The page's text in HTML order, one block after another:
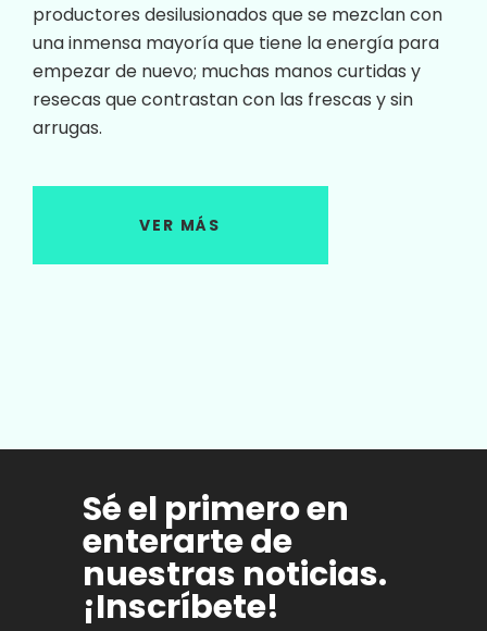
productores desilusionados que se mezclan con
una inmensa mayoría que tiene la energía para
empezar de nuevo; muchas manos curtidas y
resecas que contrastan con las frescas y sin
arrugas.
VER MÁS
Sé el primero en
enterarte de
nuestras noticias.
¡Inscríbete!